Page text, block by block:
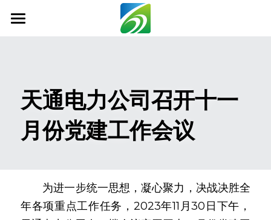
新闻资讯
信息公开
业务范围
科技创新
天通电力公司召开十一
月份党建工作会议
为进一步统一思想，凝心聚力，决战决胜全
年各项重点工作任务，2023年11月30日下午，